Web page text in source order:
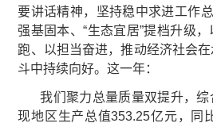
要讲话精神，坚持稳中求进工作
强基固本、“生态宜居”提档升级
跑、以担当奋进，推动经济社会
斗中持续向好。这一年：
我们聚力总量质量双提升，
现地区生产总值353.25亿元，同